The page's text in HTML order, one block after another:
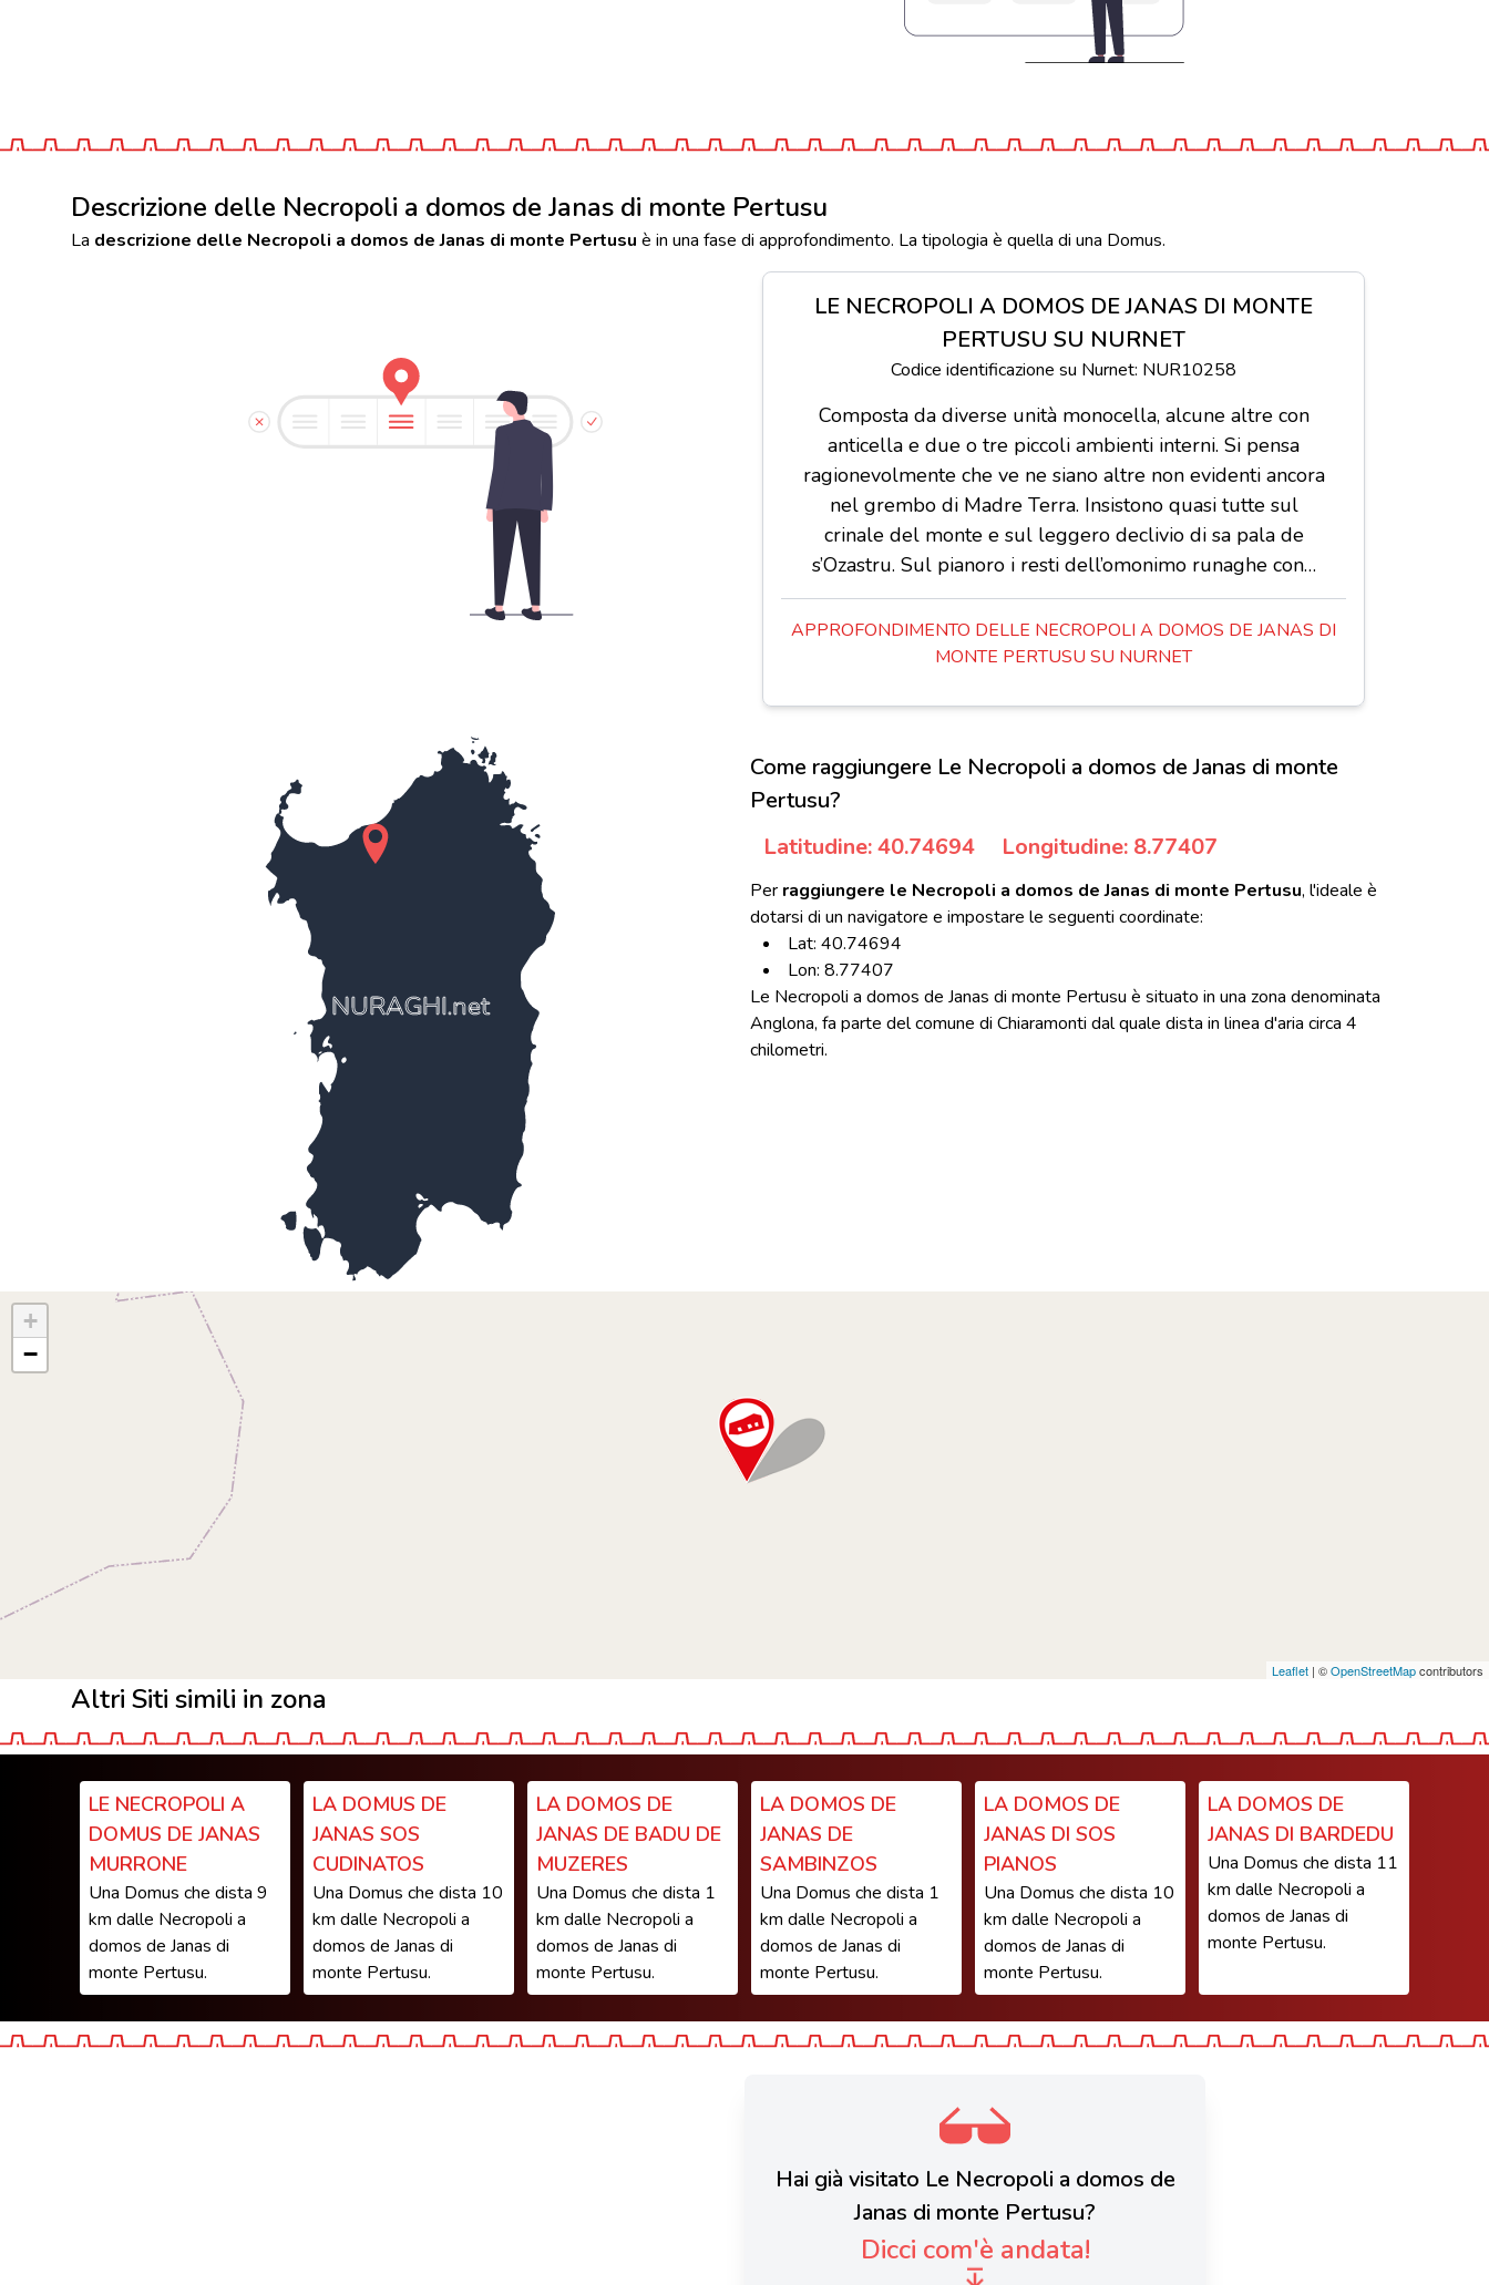
Descrizione delle Necropoli a domos de Janas di monte Pertusu
La descrizione delle Necropoli a domos de Janas di monte Pertusu è in una fase di approfondimento. La tipologia è quella di una Domus.
LE NECROPOLI A DOMOS DE JANAS DI MONTE
PERTUSU SU NURNET
Codice identificazione su Nurnet: NUR10258
Composta da diverse unità monocella, alcune altre con
anticella e due o tre piccoli ambienti interni. Si pensa
ragionevolmente che ve ne siano altre non evidenti ancora
nel grembo di Madre Terra. Insistono quasi tutte sul
crinale del monte e sul leggero declivio di sa pala de
s’Ozastru. Sul pianoro i resti dell’omonimo runaghe con…
APPROFONDIMENTO DELLE NECROPOLI A DOMOS DE JANAS DI
MONTE PERTUSU SU NURNET
NURAGHI.net
Come raggiungere Le Necropoli a domos de Janas di monte
Pertusu?
Latitudine: 40.74694
Longitudine: 8.77407
Per raggiungere le Necropoli a domos de Janas di monte Pertusu, l'ideale è
dotarsi di un navigatore e impostare le seguenti coordinate:
Lat: 40.74694
Lon: 8.77407
Le Necropoli a domos de Janas di monte Pertusu è situato in una zona denominata
Anglona, fa parte del comune di Chiaramonti dal quale dista in linea d'aria circa 4
chilometri.
+
−
Leaflet | ©OpenStreetMapcontributors
Altri Siti simili in zona
LE NECROPOLI A
DOMUS DE JANAS
MURRONE
Una Domus che dista 9
km dalle Necropoli a
domos de Janas di
monte Pertusu.
LA DOMUS DE
JANAS SOS
CUDINATOS
Una Domus che dista 10
km dalle Necropoli a
domos de Janas di
monte Pertusu.
LA DOMOS DE
JANAS DE BADU DE
MUZERES
Una Domus che dista 1
km dalle Necropoli a
domos de Janas di
monte Pertusu.
LA DOMOS DE
JANAS DE
SAMBINZOS
Una Domus che dista 1
km dalle Necropoli a
domos de Janas di
monte Pertusu.
LA DOMOS DE
JANAS DI SOS
PIANOS
Una Domus che dista 10
km dalle Necropoli a
domos de Janas di
monte Pertusu.
LA DOMOS DE
JANAS DI BARDEDU
Una Domus che dista 11
km dalle Necropoli a
domos de Janas di
monte Pertusu.
Hai già visitato Le Necropoli a domos de
Janas di monte Pertusu?
Dicci com'è andata!